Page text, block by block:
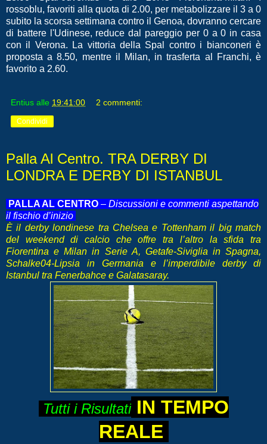
rossoblu, favoriti alla quota di 2.00, per metabolizzare il 3 a 0
subito la scorsa settimana contro il Genoa, dovranno cercare
di battere l'Udinese, reduce dal pareggio per 0 a 0 in casa
con il Verona. La vittoria della Spal contro i bianconeri è
proposta a 8.50, mentre il Milan, in trasferta al Franchi, è
favorito a 2.60.
Entius alle 19:41:00 2 commenti:
Condividi
Palla Al Centro. TRA DERBY DI
LONDRA E DERBY DI ISTANBUL
PALLA AL CENTRO – Discussioni e commenti aspettando
il fischio d’inizio
È il derby londinese tra Chelsea e Tottenham il big match
del weekend di calcio che offre tra l’altro la sfida tra
Fiorentina e Milan in Serie A, Getafe-Siviglia in Spagna,
Schalke04-Lipsia in Germania e l’imperdibile derby di
Istanbul tra Fenerbahce e Galatasaray.
Tutti i Risultati IN TEMPO
REALE